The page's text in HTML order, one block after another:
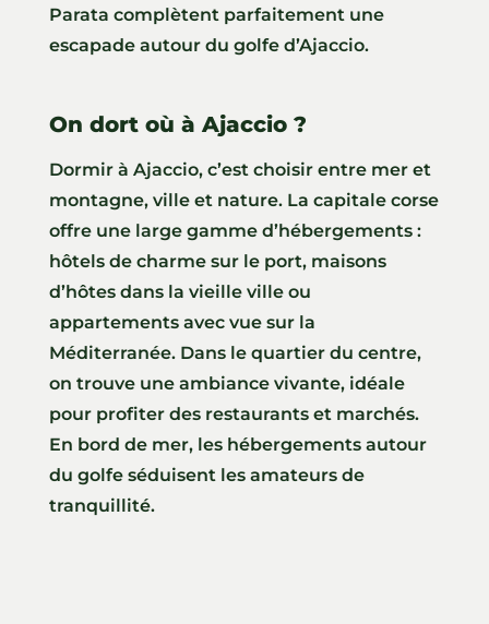
Parata complètent parfaitement une
escapade autour du golfe d’Ajaccio.
On dort où à Ajaccio ?
Dormir à Ajaccio, c’est choisir entre mer et
montagne, ville et nature. La capitale corse
offre une large gamme d’hébergements :
hôtels de charme sur le port, maisons
d’hôtes dans la vieille ville ou
appartements avec vue sur la
Méditerranée. Dans le quartier du centre,
on trouve une ambiance vivante, idéale
pour profiter des restaurants et marchés.
En bord de mer, les hébergements autour
du golfe séduisent les amateurs de
tranquillité.